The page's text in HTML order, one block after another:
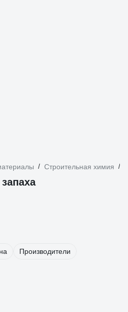
/ Строительная химия /
Производители